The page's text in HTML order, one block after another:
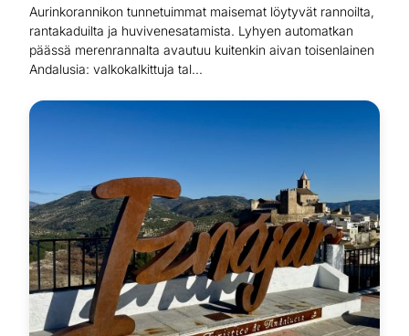
Aurinkorannikon tunnetuimmat maisemat löytyvät rannoilta,
rantakaduilta ja huvivenesatamista. Lyhyen automatkan
päässä merenrannalta avautuu kuitenkin aivan toisenlainen
Andalusia: valkokalkittuja tal...